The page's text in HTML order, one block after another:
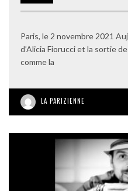
Paris, le 2 novembre 2021
d’Alicia Fiorucci et la sortie
comme la
LA PARIZIENNE